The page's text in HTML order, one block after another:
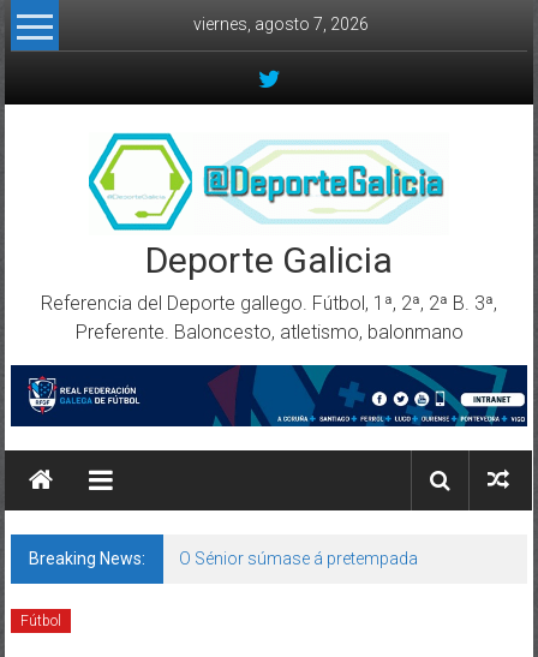
Skip to content
viernes, agosto 7, 2026
Deporte Galicia
Referencia del Deporte gallego. Fútbol, 1ª, 2ª, 2ª B. 3ª,
Preferente. Baloncesto, atletismo, balonmano
Breaking News: O Sénior súmase á pretempada
Fútbol